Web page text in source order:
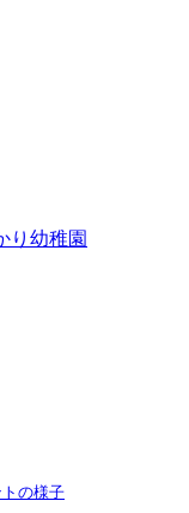
り幼稚園
の様子